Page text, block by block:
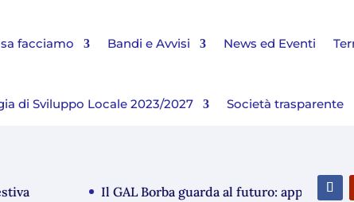
facciamo Bandi e Avvisi News ed Eventi
di Sviluppo Locale 2023/2027 Società trasparente
Il GAL Borba guarda al futuro: approvato il